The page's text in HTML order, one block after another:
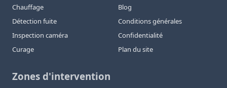
Chauffage
Détection fuite
Inspection caméra
Curage
Blog
Conditions générales
Confidentialité
Plan du site
Zones d'intervention